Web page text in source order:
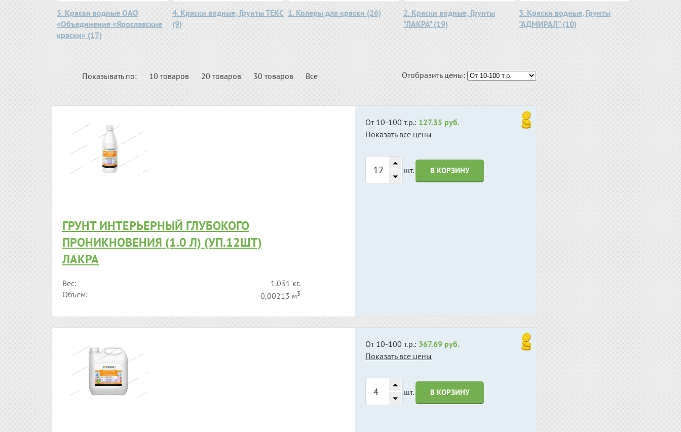
5. Краски водные ОАО
«Объединение «Ярославские
краски» (17)
4. Краски водные, Грунты ТЕКС
(9)
1. Колеры для краски (26)
2. Краски водные, Грунты
"ЛАКРА" (19)
3. Краски водные, Грунты
"АДМИРАЛ" (10)
Показывать по: 10 товаров 20 товаров 30 товаров Все Отобразить цены:
ГРУНТ ИНТЕРЬЕРНЫЙ ГЛУБОКОГО
ПРОНИКНОВЕНИЯ (1.0 Л) (УП.12ШТ)
ЛАКРА
Вес:
1.031 кг.
Объём:
0,00213 м3
От 10-100 т.р.: 127.35 руб.
Показать все цены
шт. В КОРЗИНУ
От 10-100 т.р.: 367.69 руб.
Показать все цены
шт. В КОРЗИНУ